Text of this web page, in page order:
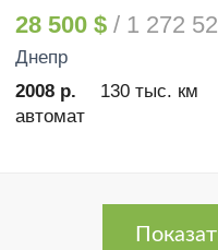
28 500 $ / 1 272
Днепр
2008 р.
130 тыс. км
автомат